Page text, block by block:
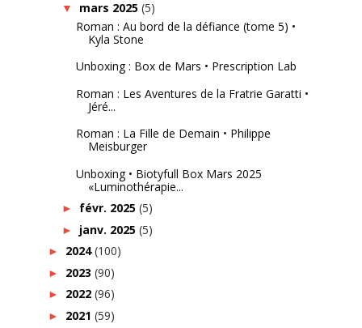
▼ mars 2025 (5)
Roman : Au bord de la défiance (tome 5) •
Kyla Stone
Unboxing : Box de Mars • Prescription Lab
Roman : Les Aventures de la Fratrie Garatti •
Jéré...
Roman : La Fille de Demain • Philippe
Meisburger
Unboxing • Biotyfull Box Mars 2025
«Luminothérapie...
► févr. 2025 (5)
► janv. 2025 (5)
► 2024(100)
► 2023 (90)
► 2022 (96)
► 2021 (59)